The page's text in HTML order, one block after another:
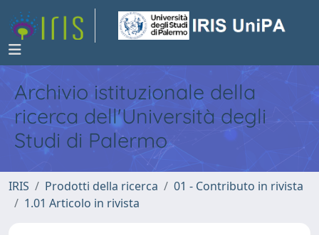
Archivio istituzionale della
ricerca dell'Università degli
Studi di Palermo
IRIS Prodotti della ricerca
01 - Contributo in rivista
1.01 Articolo in rivista